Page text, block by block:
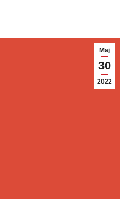
Мај
30
2022